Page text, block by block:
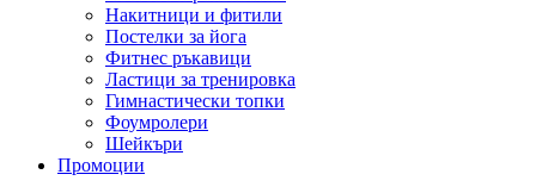
Накитници и фитили
Постелки за йога
Фитнес ръкавици
Ластици за тренировка
Гимнастически топки
Фоумролери
Шейкъри
Промоции